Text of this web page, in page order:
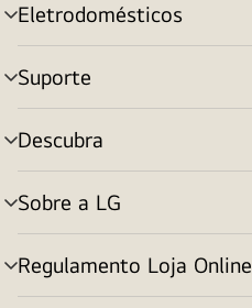
Eletrodomésticos
alternar
menu
Suporte
alternar
menu
Descubra
alternar
menu
Sobre a LG
alternar
menu
Regulamento Loja Online
alternar
menu